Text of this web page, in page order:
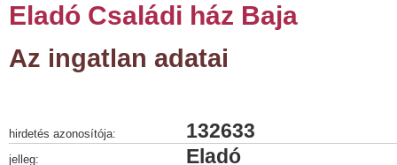
Eladó Családi ház Baja
Az ingatlan adatai
hirdetés azonosítója: 132633
jelleg: Eladó